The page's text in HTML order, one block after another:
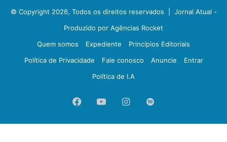
© Copyright 2026, Todos os direitos reservados | Jornal Atual -
Produzido por Agências Rocket
Quem somos
Expediente
Princípios Editoriais
Política de Privacidade
Fale conosco Anuncie
Entrar
Política de I.A
FacebookYouTubeInstagram
Spotify